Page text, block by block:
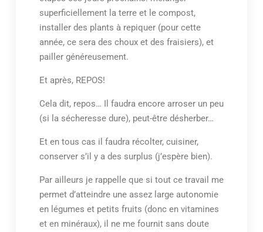
superficiellement la terre et le compost,
installer des plants à repiquer (pour cette
année, ce sera des choux et des fraisiers), et
pailler généreusement.
Et après, REPOS!
Cela dit, repos… Il faudra encore arroser un peu
(si la sécheresse dure), peut-être désherber…
Et en tous cas il faudra récolter, cuisiner,
conserver s’il y a des surplus (j’espère bien).
Par ailleurs je rappelle que si tout ce travail me
permet d’atteindre une assez large autonomie
en légumes et petits fruits (donc en vitamines
et en minéraux), il ne me fournit sans doute